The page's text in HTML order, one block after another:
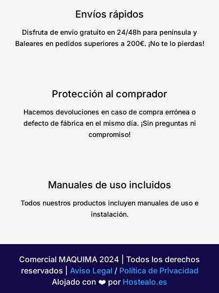
Envíos rápidos
Disfruta de envío gratuito en 24/48h para península y
Baleares en pedidos superiores a 200€. ¡No te lo pierdas!
Protección al comprador
Hacemos devoluciones en caso de compra errónea o
defecto de fábrica en el mismo día. ¡Sin preguntas ni
compromiso!
Manuales de uso incluidos
Todos nuestros productos incluyen manuales de uso e
instalación.
Comercial MAQUIMA 2024 | Todos los derechos
reservados | Aviso Legal / Política de Privacidad
Alojado con ❤️ por Hostealo.es